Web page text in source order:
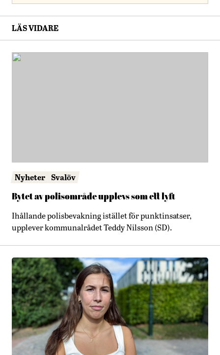
LÄS VIDARE
Nyheter Svalöv
Bytet av polisområde upplevs som ett lyft
Ihållande polisbevakning istället för punktinsatser,
upplever kommunalrådet Teddy Nilsson (SD).